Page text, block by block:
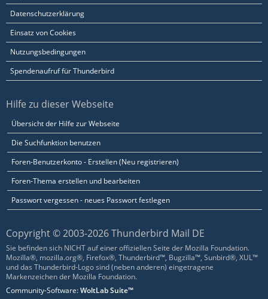
Datenschutzerklärung
Einsatz von Cookies
Nutzungsbedingungen
Spendenaufruf für Thunderbird
Hilfe zu dieser Webseite
Übersicht der Hilfe zur Webseite
Die Suchfunktion benutzen
Foren-Benutzerkonto - Erstellen (Neu registrieren)
Foren-Thema erstellen und bearbeiten
Passwort vergessen - neues Passwort festlegen
Copyright © 2003-2026 Thunderbird Mail DE
Sie befinden sich NICHT auf einer offiziellen Seite der Mozilla Foundation.
Mozilla®, mozilla.org®, Firefox®, Thunderbird™, Bugzilla™, Sunbird®, XUL™
und das Thunderbird-Logo sind (neben anderen) eingetragene
Markenzeichen der Mozilla Foundation.
Community-Software:WoltLab Suite™